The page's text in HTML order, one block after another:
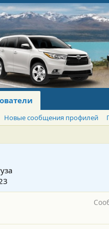
Новые сообщения профилей